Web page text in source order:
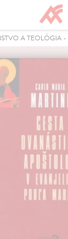
A TEOLÓGIA-